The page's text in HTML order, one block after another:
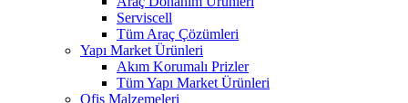
Serviscell
Tüm Araç Çözümleri
Yapı Market Ürünleri
Akım Korumalı Prizler
Tüm Yapı Market Ürünleri
Ofis Malzemeleri